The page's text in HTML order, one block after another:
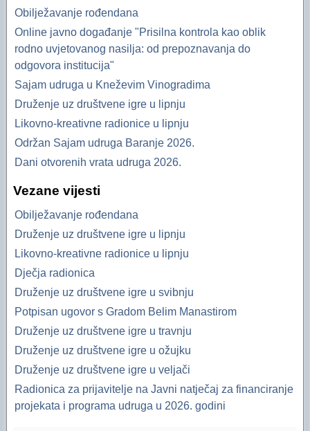
Obilježavanje rođendana
Online javno događanje "Prisilna kontrola kao oblik
rodno uvjetovanog nasilja: od prepoznavanja do
odgovora institucija"
Sajam udruga u Kneževim Vinogradima
Druženje uz društvene igre u lipnju
Likovno-kreativne radionice u lipnju
Održan Sajam udruga Baranje 2026.
Dani otvorenih vrata udruga 2026.
Vezane vijesti
Obilježavanje rođendana
Druženje uz društvene igre u lipnju
Likovno-kreativne radionice u lipnju
Dječja radionica
Druženje uz društvene igre u svibnju
Potpisan ugovor s Gradom Belim Manastirom
Druženje uz društvene igre u travnju
Druženje uz društvene igre u ožujku
Druženje uz društvene igre u veljači
Radionica za prijavitelje na Javni natječaj za financiranje
projekata i programa udruga u 2026. godini